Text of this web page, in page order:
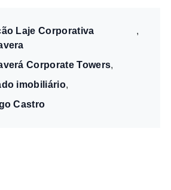
Laje Corporativa
Corporate Towers
imobiliário
Castro